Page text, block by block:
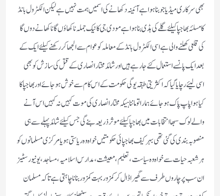
بھی سرکاری میڈیا جو بنا ہوا ہے آئینہ دکھانے کی اسمیں ہمت نہیں ہےلیکن الکٹرول بانڈ
کا مسلئہ بھاجپا کیلئے گلے کی ہڈی بنا ہوا ہے مودی جی کا نیک جملہ نا کھاؤں گا نا کھانے دوں گا
کی قلعی کھلنے والی ہے اسی الکٹرول بانڈ کے معاملہ کو عوام سے الجھا کر رکھنے کیلئے ایک کے
بعد ایک پانسے استعمال کئے جارہے ہیں اور شائد مختار انصاری کے قتل کی سازش کو بھی
اسی لیئے رچایا گیا کہ اکثریتی طبقہ یوگی حکومت کے اس کام سے خوش ہوجائے اور بھاجپا کا
کیا ہوا پاپ پاک ہوجائے ہمارا تو ماننا ہیکہ مختار انصاری کی موت کہیں نہ کہیں اس آنے
والے لوک سبھا انتخابات میں بھاجپا کیلئے موثر ذریعہ بنے گی جس کیلئے شائد پہلے سے ہی
منصوبہ بندی کی گئی تھی بہر کیف بھاجپائی حکومتیں خواہ وہ ریاستی ہو یا مرکزی مسلمانوں کو
ہر شعبہ حیات سے خواہ وہ سیاست،تعلیم، معیشت ،مدارس اسلامیہ، مساجد، یونیورسٹیز
ان سب پر چاروں طرف سے گھیرا ڈال کر کمزور بہت کمزور بنانا چاہتی ہے تاکہ مسلمان